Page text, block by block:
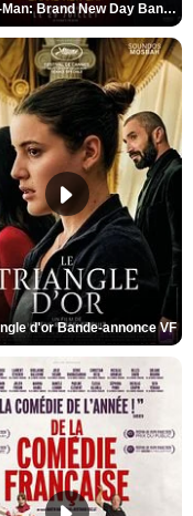
Spider-Man: Brand New Day Bande-annonce VO STFR
d'or Bande-annonce VF